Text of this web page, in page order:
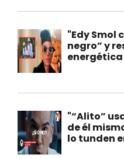
"Edy Smol
negro” y
energética
"“Alito”
de él
lo tunden